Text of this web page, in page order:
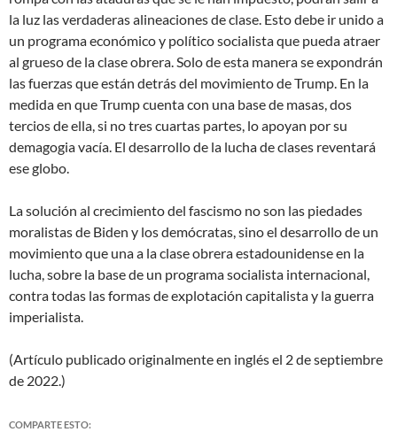
la luz las verdaderas alineaciones de clase. Esto debe ir unido a
un programa económico y político socialista que pueda atraer
al grueso de la clase obrera. Solo de esta manera se expondrán
las fuerzas que están detrás del movimiento de Trump. En la
medida en que Trump cuenta con una base de masas, dos
tercios de ella, si no tres cuartas partes, lo apoyan por su
demagogia vacía. El desarrollo de la lucha de clases reventará
ese globo.
La solución al crecimiento del fascismo no son las piedades
moralistas de Biden y los demócratas, sino el desarrollo de un
movimiento que una a la clase obrera estadounidense en la
lucha, sobre la base de un programa socialista internacional,
contra todas las formas de explotación capitalista y la guerra
imperialista.
(Artículo publicado originalmente en inglés el 2 de septiembre
de 2022.)
COMPARTE ESTO: